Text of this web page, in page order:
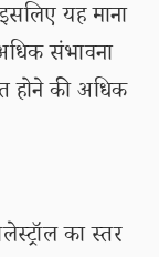
यह माना
संभावना
होने की अधिक
का स्तर